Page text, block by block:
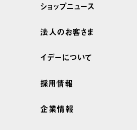
ショップニュース
法人のお客さま
イデーについて
採用情報
企業情報